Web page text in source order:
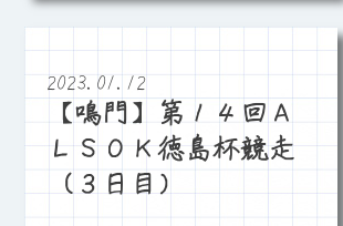
2023.01.12
【鳴門】第１４回Ａ
ＬＳＯＫ徳島杯競走
（３日目）